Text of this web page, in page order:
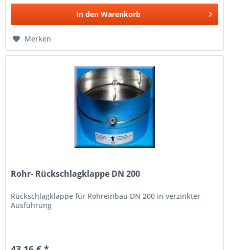
In den Warenkorb
Merken
Rohr- Rückschlagklappe DN 200
Rückschlagklappe für Rohreinbau DN 200 in verzinkter
Ausführung